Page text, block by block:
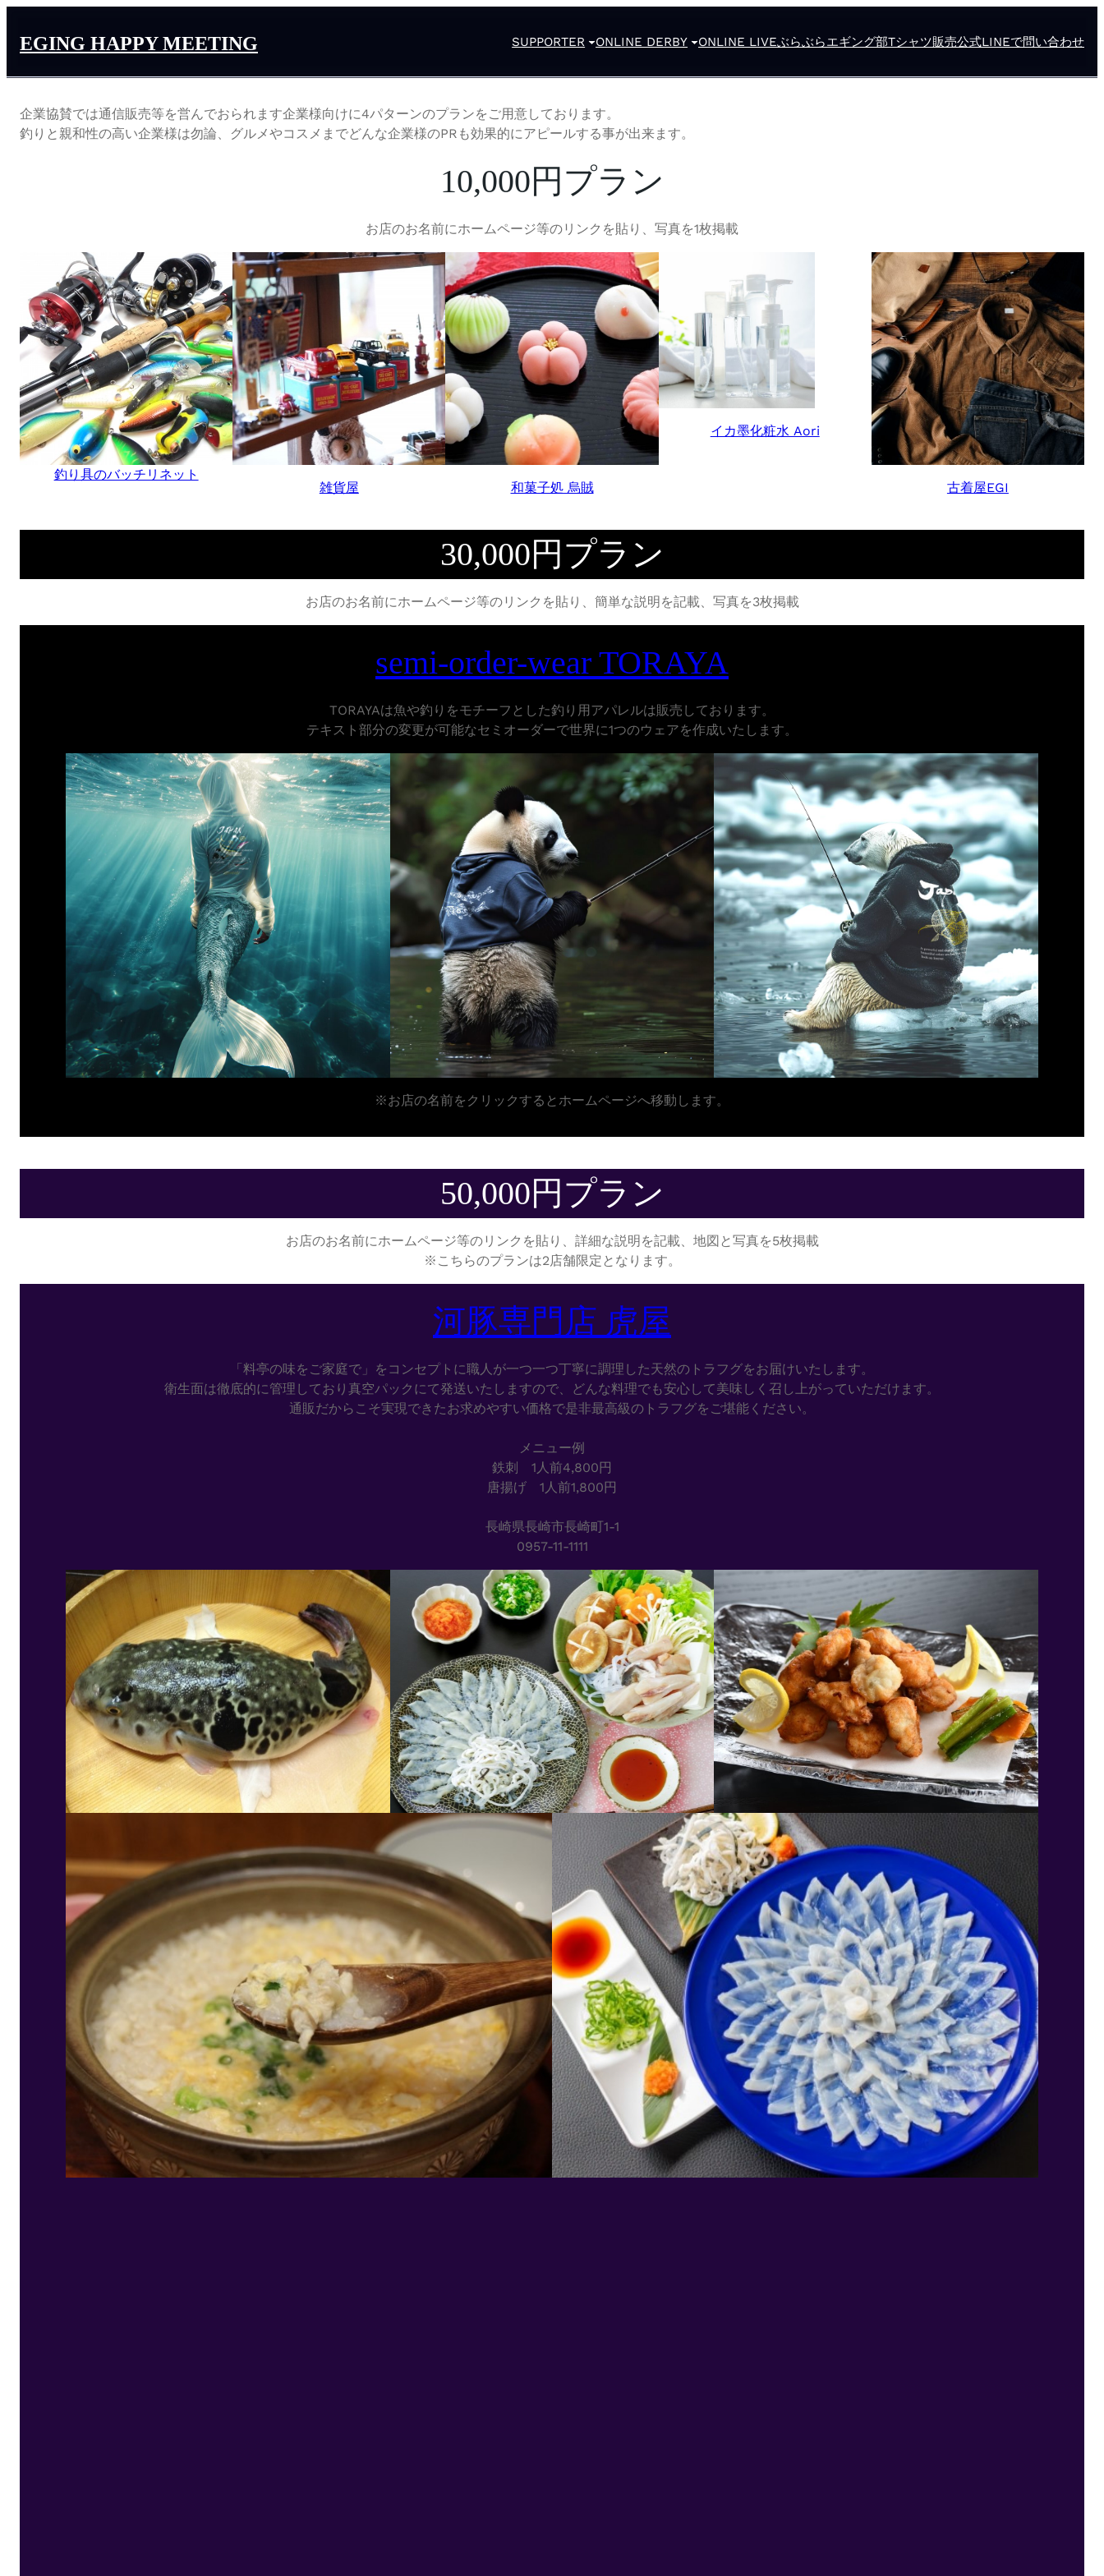
EGING HAPPY MEETING SUPPORTER ONLINE DERBY ONLINE LIVEぶらぶらエギング部Tシャツ販売公式LINEで問い合わせ
企業協賛では通信販売等を営んでおられます企業様向けに4パターンのプランをご用意しております。
釣りと親和性の高い企業様は勿論、グルメやコスメまでどんな企業様のPRも効果的にアピールする事が出来ます。
10,000円プラン
お店のお名前にホームページ等のリンクを貼り、写真を1枚掲載
釣り具のバッチリネット
雑貨屋
和菓子処 烏賊
イカ墨化粧水 Aori
古着屋EGI
30,000円プラン
お店のお名前にホームページ等のリンクを貼り、簡単な説明を記載、写真を3枚掲載
semi-order-wear TORAYA
TORAYAは魚や釣りをモチーフとした釣り用アパレルは販売しております。
テキスト部分の変更が可能なセミオーダーで世界に1つのウェアを作成いたします。
※お店の名前をクリックするとホームページへ移動します。
50,000円プラン
お店のお名前にホームページ等のリンクを貼り、詳細な説明を記載、地図と写真を5枚掲載
※こちらのプランは2店舗限定となります。
河豚専門店 虎屋
「料亭の味をご家庭で」をコンセプトに職人が一つ一つ丁寧に調理した天然のトラフグをお届けいたします。
衛生面は徹底的に管理しており真空パックにて発送いたしますので、どんな料理でも安心して美味しく召し上がっていただけます。
通販だからこそ実現できたお求めやすい価格で是非最高級のトラフグをご堪能ください。
メニュー例
鉄刺 1人前4,800円
唐揚げ 1人前1,800円
長崎県長崎市長崎町1-1
0957-11-1111